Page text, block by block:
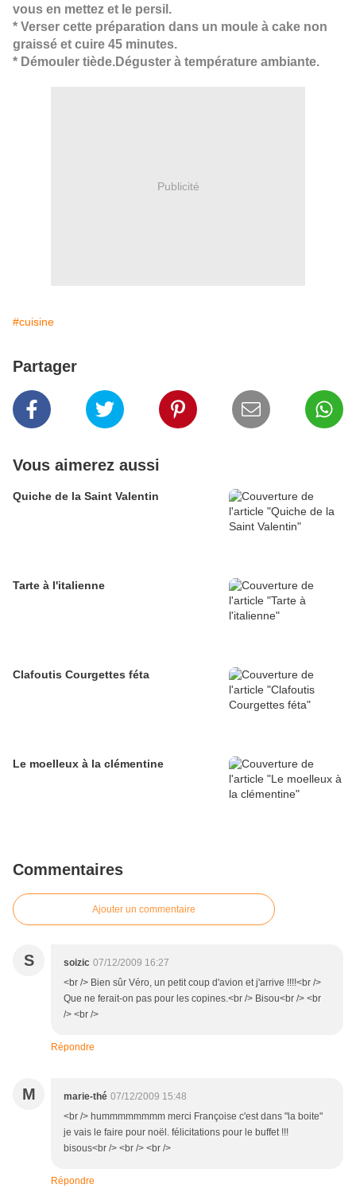
vous en mettez et le persil.
* Verser cette préparation dans un moule à cake non
graissé et cuire 45 minutes.
* Démouler tiède.Déguster à température ambiante.
Publicité
#cuisine
Partager
Vous aimerez aussi
Quiche de la Saint Valentin
Tarte à l'italienne
Clafoutis Courgettes féta
Le moelleux à la clémentine
Commentaires
Ajouter un commentaire
S soizic 07/12/2009 16:27
<br /> Bien sûr Véro, un petit coup d'avion et j'arrive !!!!<br />
Que ne ferait-on pas pour les copines.<br /> Bisou<br /> <br
/> <br />
Répondre
M marie-thé 07/12/2009 15:48
<br /> hummmmmmmm merci Françoise c'est dans "la boite"
je vais le faire pour noël. félicitations pour le buffet !!!
bisous<br /> <br /> <br />
Répondre